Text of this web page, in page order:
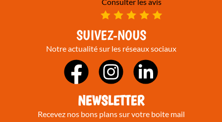
SUIVEZ-NOUS
Notre actualité sur les réseaux sociaux
NEWSLETTER
Recevez nos bons plans sur votre boite mail